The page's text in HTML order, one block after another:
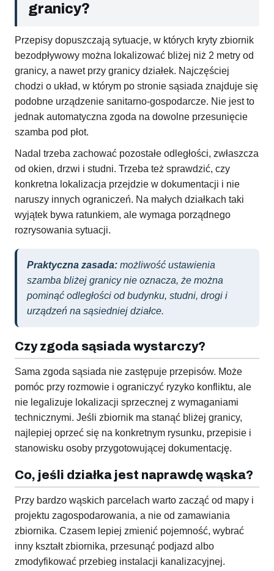
granicy?
Przepisy dopuszczają sytuacje, w których kryty zbiornik
bezodpływowy można lokalizować bliżej niż 2 metry od
granicy, a nawet przy granicy działek. Najczęściej
chodzi o układ, w którym po stronie sąsiada znajduje się
podobne urządzenie sanitarno-gospodarcze. Nie jest to
jednak automatyczna zgoda na dowolne przesunięcie
szamba pod płot.
Nadal trzeba zachować pozostałe odległości, zwłaszcza
od okien, drzwi i studni. Trzeba też sprawdzić, czy
konkretna lokalizacja przejdzie w dokumentacji i nie
naruszy innych ograniczeń. Na małych działkach taki
wyjątek bywa ratunkiem, ale wymaga porządnego
rozrysowania sytuacji.
Praktyczna zasada: możliwość ustawienia
szamba bliżej granicy nie oznacza, że można
pominąć odległości od budynku, studni, drogi i
urządzeń na sąsiedniej działce.
Czy zgoda sąsiada wystarczy?
Sama zgoda sąsiada nie zastępuje przepisów. Może
pomóc przy rozmowie i ograniczyć ryzyko konfliktu, ale
nie legalizuje lokalizacji sprzecznej z wymaganiami
technicznymi. Jeśli zbiornik ma stanąć bliżej granicy,
najlepiej oprzeć się na konkretnym rysunku, przepisie i
stanowisku osoby przygotowującej dokumentację.
Co, jeśli działka jest naprawdę wąska?
Przy bardzo wąskich parcelach warto zacząć od mapy i
projektu zagospodarowania, a nie od zamawiania
zbiornika. Czasem lepiej zmienić pojemność, wybrać
inny kształt zbiornika, przesunąć podjazd albo
zmodyfikować przebieg instalacji kanalizacyjnej.